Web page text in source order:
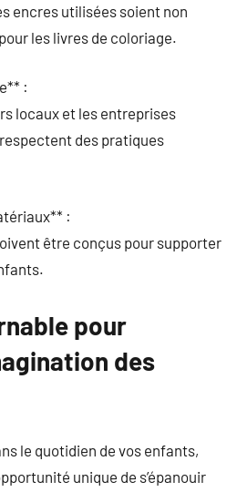
encres utilisées soient non
les livres de coloriage.
:
locaux et les entreprises
des pratiques
:
être conçus pour supporter
pour
des
le quotidien de vos enfants,
unique de s’épanouir